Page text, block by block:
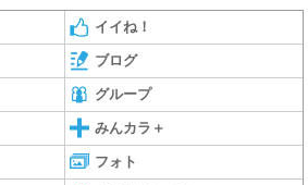
イイね！
ブログ
グループ
みんカラ＋
フォト